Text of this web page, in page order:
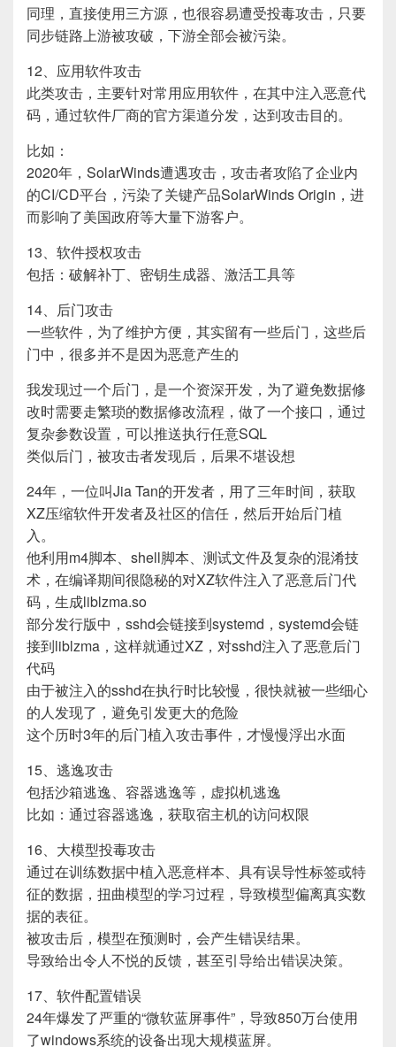
同理，直接使用三方源，也很容易遭受投毒攻击，只要
同步链路上游被攻破，下游全部会被污染。
12、应用软件攻击
此类攻击，主要针对常用应用软件，在其中注入恶意代
码，通过软件厂商的官方渠道分发，达到攻击目的。
比如：
2020年，SolarWinds遭遇攻击，攻击者攻陷了企业内
的CI/CD平台，污染了关键产品SolarWinds Origin，进
而影响了美国政府等大量下游客户。
13、软件授权攻击
包括：破解补丁、密钥生成器、激活工具等
14、后门攻击
一些软件，为了维护方便，其实留有一些后门，这些后
门中，很多并不是因为恶意产生的
我发现过一个后门，是一个资深开发，为了避免数据修
改时需要走繁琐的数据修改流程，做了一个接口，通过
复杂参数设置，可以推送执行任意SQL
类似后门，被攻击者发现后，后果不堪设想
24年，一位叫Jia Tan的开发者，用了三年时间，获取
XZ压缩软件开发者及社区的信任，然后开始后门植
入。
他利用m4脚本、shell脚本、测试文件及复杂的混淆技
术，在编译期间很隐秘的对XZ软件注入了恶意后门代
码，生成liblzma.so
部分发行版中，sshd会链接到systemd，systemd会链
接到liblzma，这样就通过XZ，对sshd注入了恶意后门
代码
由于被注入的sshd在执行时比较慢，很快就被一些细心
的人发现了，避免引发更大的危险
这个历时3年的后门植入攻击事件，才慢慢浮出水面
15、逃逸攻击
包括沙箱逃逸、容器逃逸等，虚拟机逃逸
比如：通过容器逃逸，获取宿主机的访问权限
16、大模型投毒攻击
通过在训练数据中植入恶意样本、具有误导性标签或特
征的数据，扭曲模型的学习过程，导致模型偏离真实数
据的表征。
被攻击后，模型在预测时，会产生错误结果。
导致给出令人不悦的反馈，甚至引导给出错误决策。
17、软件配置错误
24年爆发了严重的“微软蓝屏事件”，导致850万台使用
了windows系统的设备出现大规模蓝屏。